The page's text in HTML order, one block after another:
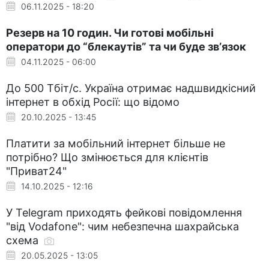
06.11.2025 - 18:20
Резерв на 10 годин. Чи готові мобільні
оператори до “блекаутів” та чи буде звʼязок
04.11.2025 - 06:00
До 500 Тбіт/с. Україна отримає надшвидкісний
інтернет в обхід Росії: що відомо
20.10.2025 - 13:45
Платити за мобільний інтернет більше не
потрібно? Що змінюється для клієнтів
"Приват24"
14.10.2025 - 12:16
У Telegram приходять фейкові повідомлення
"від Vodafone": чим небезпечна шахрайська
схема
20.05.2025 - 13:05